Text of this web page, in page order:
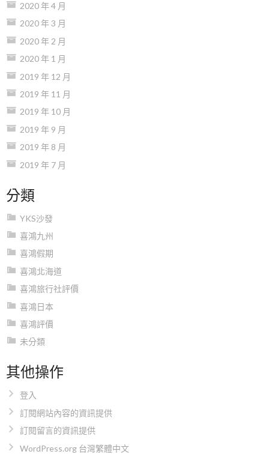
2020 年 4 月
2020 年 3 月
2020 年 2 月
2020 年 1 月
2019 年 12 月
2019 年 11 月
2019 年 10 月
2019 年 9 月
2019 年 8 月
2019 年 7 月
分類
YKS沙發
喜鴻九州
喜鴻假期
喜鴻北海道
喜鴻旅行社評價
喜鴻日本
喜鴻評價
未分類
其他操作
登入
訂閱網站內容的資訊提供
訂閱留言的資訊提供
WordPress.org 台灣繁體中文